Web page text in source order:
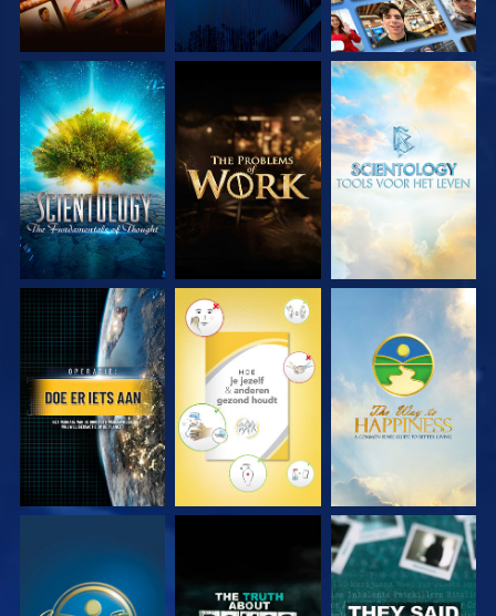
VERKEN DE SERIE VERKEN DE SERIE VERKEN DE SERIE
KIJK KIJK KIJK
KIJK KIJK KIJK